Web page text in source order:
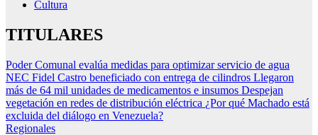
Cultura
TITULARES
Poder Comunal evalúa medidas para optimizar servicio de agua
NEC Fidel Castro beneficiado con entrega de cilindros Llegaron
más de 64 mil unidades de medicamentos e insumos Despejan
vegetación en redes de distribución eléctrica ¿Por qué Machado está
excluida del diálogo en Venezuela?
Regionales